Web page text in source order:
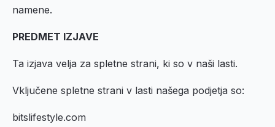
namene.
PREDMET IZJAVE
Ta izjava velja za spletne strani, ki so v naši lasti.
Vključene spletne strani v lasti našega podjetja so:
bitslifestyle.com